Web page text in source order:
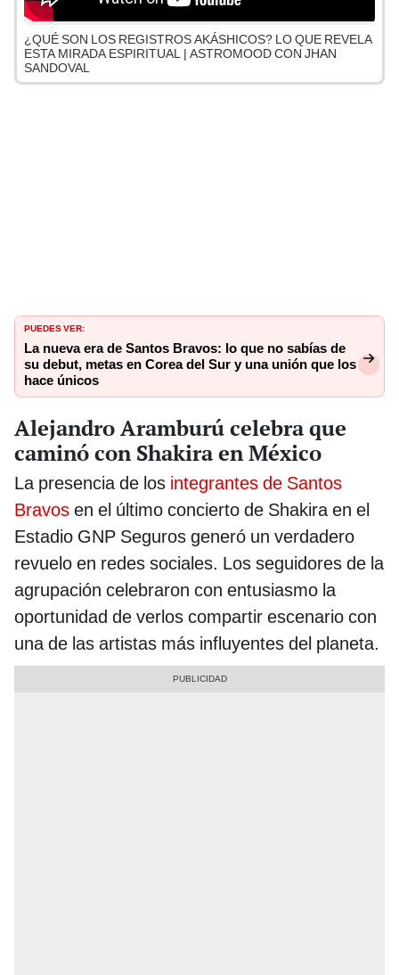
¿QUÉ SON LOS REGISTROS AKÁSHICOS? LO QUE REVELA
ESTA MIRADA ESPIRITUAL | ASTROMOOD CON JHAN
SANDOVAL
PUEDES VER:
La nueva era de Santos Bravos: lo que no sabías de
su debut, metas en Corea del Sur y una unión que los
hace únicos
Alejandro Aramburú celebra que
caminó con Shakira en México
La presencia de los integrantes de Santos
Bravos en el último concierto de Shakira en el
Estadio GNP Seguros generó un verdadero
revuelo en redes sociales. Los seguidores de la
agrupación celebraron con entusiasmo la
oportunidad de verlos compartir escenario con
una de las artistas más influyentes del planeta.